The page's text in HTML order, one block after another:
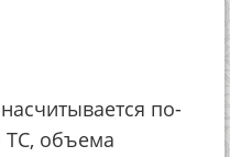
по-
ТС, объема